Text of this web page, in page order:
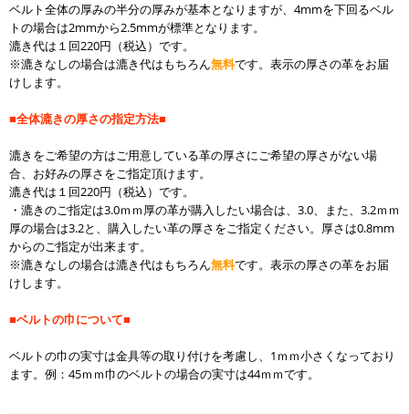
ベルト全体の厚みの半分の厚みが基本となりますが、4mmを下回るベル
トの場合は2mmから2.5mmが標準となります。
漉き代は１回220円（税込）です。
※漉きなしの場合は漉き代はもちろん無料です。表示の厚さの革をお届
けします。
■全体漉きの厚さの指定方法■
漉きをご希望の方はご用意している革の厚さにご希望の厚さがない場
合、お好みの厚さをご指定頂けます。
漉き代は１回220円（税込）です。
・漉きのご指定は3.0ｍｍ厚の革が購入したい場合は、3.0、また、3.2ｍｍ
厚の場合は3.2と、購入したい革の厚さをご指定ください。厚さは0.8mm
からのご指定が出来ます。
※漉きなしの場合は漉き代はもちろん無料です。表示の厚さの革をお届
けします。
■ベルトの巾について■
ベルトの巾の実寸は金具等の取り付けを考慮し、1ｍｍ小さくなっており
ます。例：45ｍｍ巾のベルトの場合の実寸は44ｍｍです。